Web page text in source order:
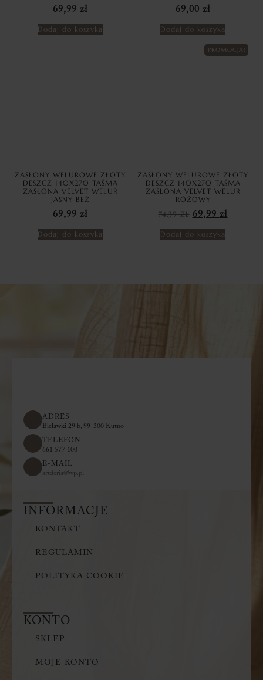
69,99 zł
Dodaj do koszyka
69,00 zł
Dodaj do koszyka
ZASŁONY WELUROWE ZŁOTY
DESZCZ 140X270 TAŚMA
ZASŁONA VELVET WELUR
JASNY BEŻ
69,99 zł
Dodaj do koszyka
PROMOCJA!
ZASŁONY WELUROWE ZŁOTY
DESZCZ 140X270 TAŚMA
ZASŁONA VELVET WELUR
RÓŻOWY
74,39ZŁ 69,99 zł
Dodaj do koszyka
ADRES
Bielawki 29 b, 99-300 Kutno
TELEFON
661 577 100
E-MAIL
artderia@wp.pl
INFORMACJE
KONTAKT
REGULAMIN
POLITYKA COOKIE
KONTO
SKLEP
MOJE KONTO